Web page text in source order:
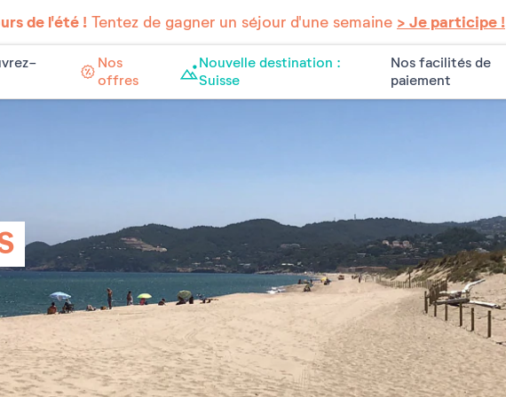
de l'été !Tentez de gagner un séjour d'une semaine > Je participe !
Nos
offres
Nouvelle destination :
Suisse
Nos facilités de
paiement